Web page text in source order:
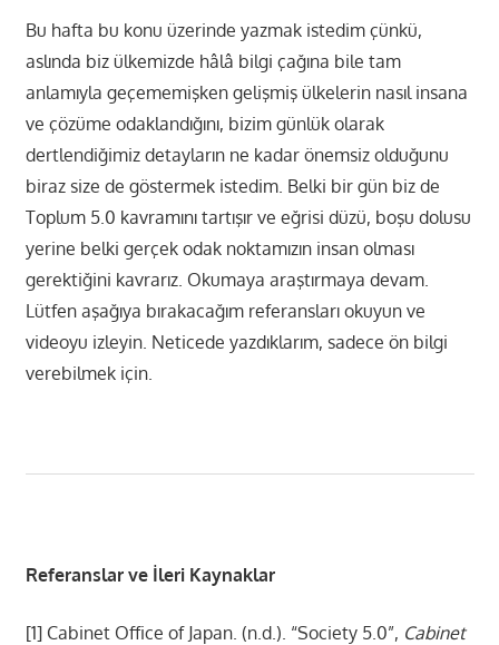
Bu hafta bu konu üzerinde yazmak istedim çünkü,
aslında biz ülkemizde hâlâ bilgi çağına bile tam
anlamıyla geçememişken gelişmiş ülkelerin nasıl insana
ve çözüme odaklandığını, bizim günlük olarak
dertlendiğimiz detayların ne kadar önemsiz olduğunu
biraz size de göstermek istedim. Belki bir gün biz de
Toplum 5.0 kavramını tartışır ve eğrisi düzü, boşu dolusu
yerine belki gerçek odak noktamızın insan olması
gerektiğini kavrarız. Okumaya araştırmaya devam.
Lütfen aşağıya bırakacağım referansları okuyun ve
videoyu izleyin. Neticede yazdıklarım, sadece ön bilgi
verebilmek için.
Referanslar ve İleri Kaynaklar
[1] Cabinet Office of Japan. (n.d.). “Society 5.0”, Cabinet